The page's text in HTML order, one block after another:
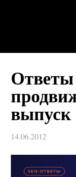
выпуск
14.06.2012